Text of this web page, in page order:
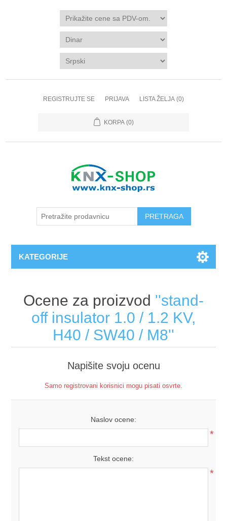
REGISTRUJTE SE PRIJAVA LISTA ŽELJA (0)
KORPA (0)
KATEGORIJE
Ocene za proizvod
stand-
off insulator 1.0 / 1.2 KV,
H40 / SW40 / M8
Napišite svoju ocenu
Samo registrovani korisnici mogu pisati osvrte.
Naslov ocene:
*
Tekst ocene:
*